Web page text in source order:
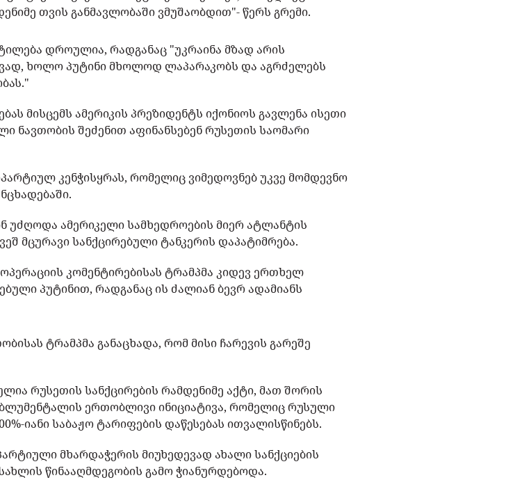
თვის განმავლობაში ვმუშაობდით"- წერს გრემი.
დროულია, რადგანაც "უკრაინა მზად არის
ხოლო პუტინი მხოლოდ ლაპარაკობს და აგრძელებს
მისცემს ამერიკის პრეზიდენტს იქონიოს გავლენა ისეთი
ნავთობის შეძენით აფინანსებენ რუსეთის საომარი
კენჭისყრას, რომელიც ვიმედოვნებ უკვე მომდევნო
უძღოდა ამერიკელი სამხედროების მიერ ატლანტის
მცურავი სანქცირებული ტანკერის დაპატიმრება.
კომენტირებისას ტრამპმა კიდევ ერთხელ
პუტინით, რადგანაც ის ძალიან ბევრ ადამიანს
ტრამპმა განაცხადა, რომ მისი ჩარევის გარეშე
რუსეთის სანქცირების რამდენიმე აქტი, მათ შორის
ერთობლივი ინიციატივა, რომელიც რუსული
იანი საბაჟო ტარიფების დაწესებას ითვალისწინებს.
მხარდაჭერის მიუხედევად ახალი სანქციების
წინააღმდეგობის გამო ჭიანურდებოდა.